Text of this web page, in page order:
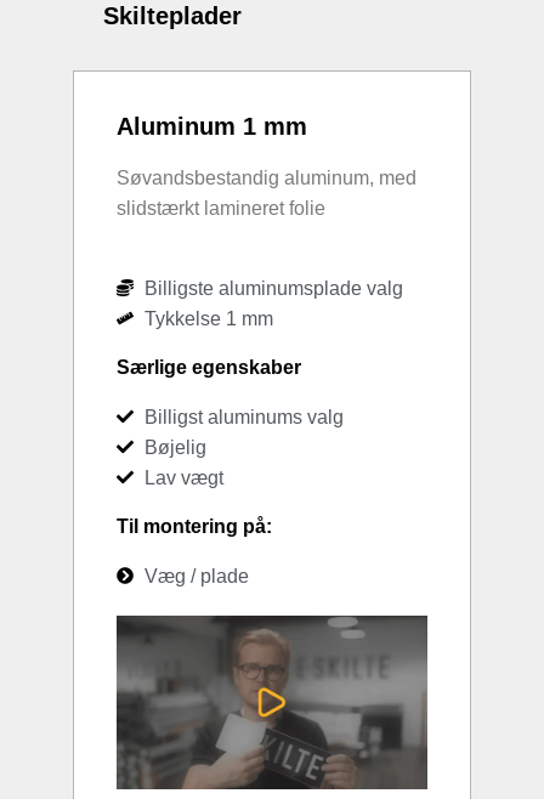
Skilteplader
Aluminum 1 mm
Søvandsbestandig aluminum, med
slidstærkt lamineret folie
Billigste aluminumsplade valg
Tykkelse 1 mm
Særlige egenskaber
Billigst aluminums valg
Bøjelig
Lav vægt
Til montering på:
Væg / plade